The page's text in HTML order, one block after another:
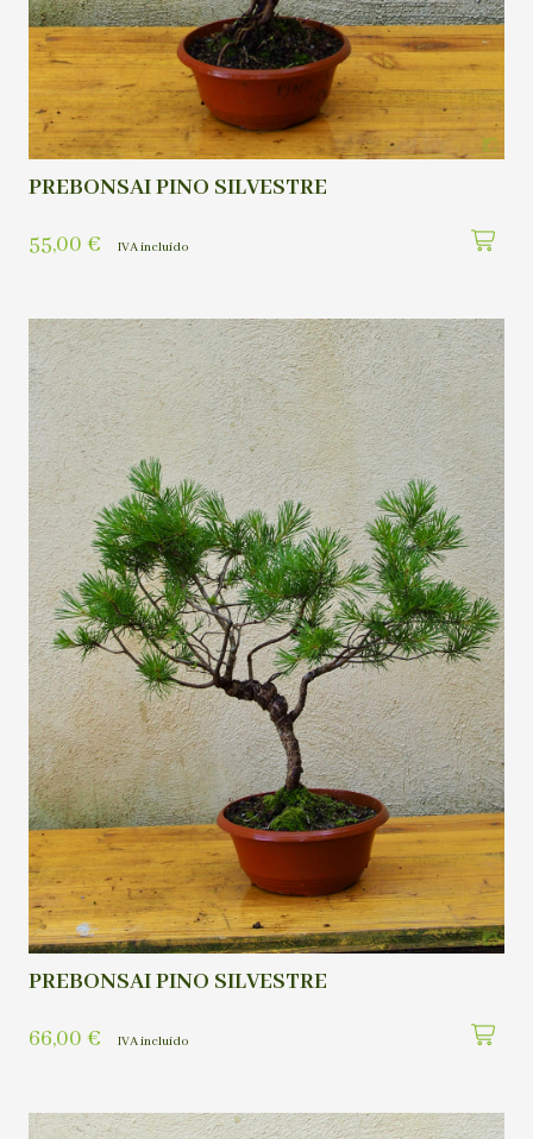
PREBONSAI PINO SILVESTRE
55,00 € IVA incluído
PREBONSAI PINO SILVESTRE
66,00 € IVA incluído